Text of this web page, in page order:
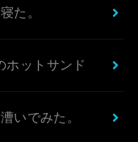
た。
ホットサンド
いでみた。